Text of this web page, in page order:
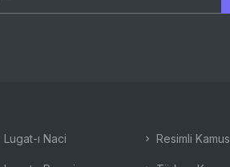
Lugat-ı Naci Resimli Kamus